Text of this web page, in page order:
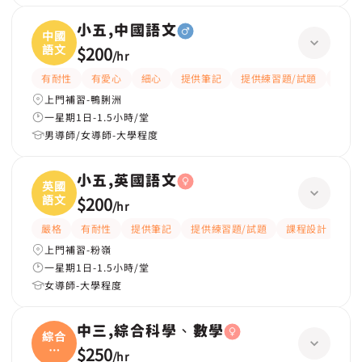
中國
語文
小五,中國語文
$200/hr
有耐性 有愛心 細心 提供筆記 提供練習題/試題
上門補習-鴨脷洲
一星期1日-1.5小時/堂
男導師/女導師-大學程度
英國
語文
小五,英國語文
$200/hr
嚴格 有耐性 提供筆記 提供練習題/試題 課程設計
上門補習-粉嶺
一星期1日-1.5小時/堂
女導師-大學程度
綜合
科
中三,綜合科學、數學
$250/hr